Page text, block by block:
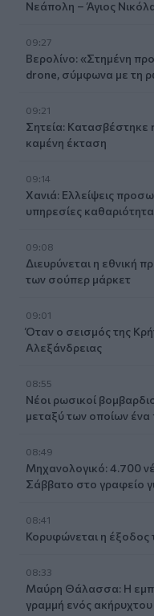
Νεάπολη – Άγιος
09:27
Βερολίνο: «Στημένη
drone, σύμφωνα με τη
09:21
Σητεία: Κατασβέστηκε
καμένη έκταση
09:14
Χανιά: Ελλείψεις
υπηρεσίες
09:08
Διευρύνεται η εθνική
των σούπερ μάρκετ
09:01
Όταν ο σεισμός της
Αλεξάνδρειας
08:55
Νέοι ρωσικοί
μεταξύ των οποίων ένα
08:49
Μηχανολογικό: 4.700
Σάββατο στο γραφείο
08:41
Κορυφώνεται η
08:33
Μαύρη Θάλασσα: Η
γραμμή ενός